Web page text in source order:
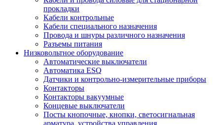
прокладки
Кабели контрольные
Кабели специального назначения
Провода и шнуры различного назначения
Разъемы питания
Низковольтное оборудование
Автоматические выключатели
Автоматика ESQ
Датчики и контрольно-измерительные приборы
Контакторы
Контакторы вакуумные
Концевые выключатели
Посты кнопочные, кнопки, светосигнальная
арматура, устройства управления